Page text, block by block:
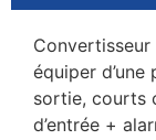
Convertisseur
équiper
sortie, courts
d’entrée +